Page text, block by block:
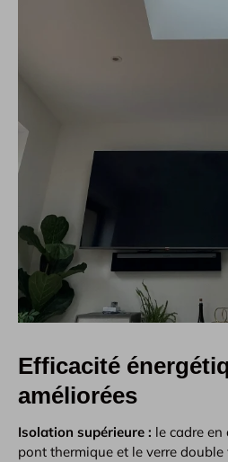
Efficacité
améliorées
Isolation supérieure : le cadre
pont thermique et le verre